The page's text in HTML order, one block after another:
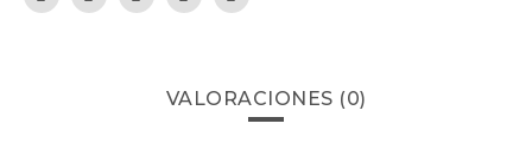
VALORACIONES (0)